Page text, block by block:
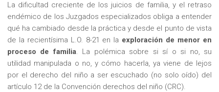
La dificultad creciente de los juicios de familia, y el retraso
endémico de los Juzgados especializados obliga a entender
qué ha cambiado desde la práctica y desde el punto de vista
de la recientísima L.O. 8-21 en la exploración de menor en
proceso de familia. La polémica sobre si sí o si no, su
utilidad manipulada o no, y cómo hacerla, ya viene de lejos
por el derecho del niño a ser escuchado (no solo oído) del
artículo 12 de la Convención derechos del niño (CRC).